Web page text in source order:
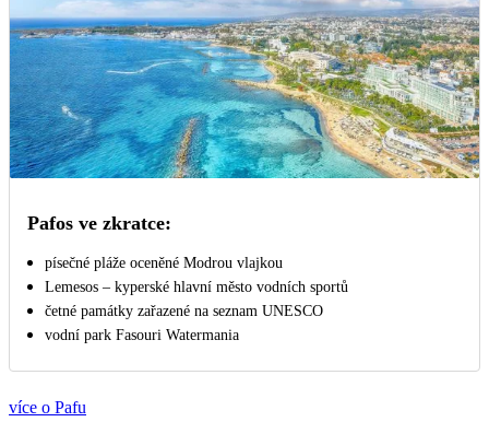
Pafos ve zkratce:
písečné pláže oceněné Modrou vlajkou
Lemesos – kyperské hlavní město vodních sportů
četné památky zařazené na seznam UNESCO
vodní park Fasouri Watermania
více o Pafu